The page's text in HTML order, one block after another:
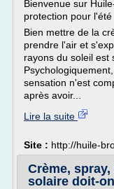
Bienvenue sur
protection pour l'été
Bien mettre de la
prendre l'air et
rayons du soleil est
sensation n'est
après avoir...
Lire la suite
Site : http://huile-
Crème,
solaire doit-